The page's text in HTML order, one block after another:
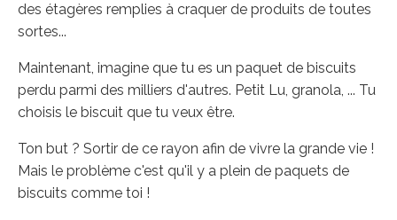
des étagères remplies à craquer de produits de toutes
sortes...
Maintenant, imagine que tu es un paquet de biscuits
perdu parmi des milliers d'autres. Petit Lu, granola, ... Tu
choisis le biscuit que tu veux être.
Ton but ? Sortir de ce rayon afin de vivre la grande vie !
Mais le problème c'est qu'il y a plein de paquets de
biscuits comme toi !